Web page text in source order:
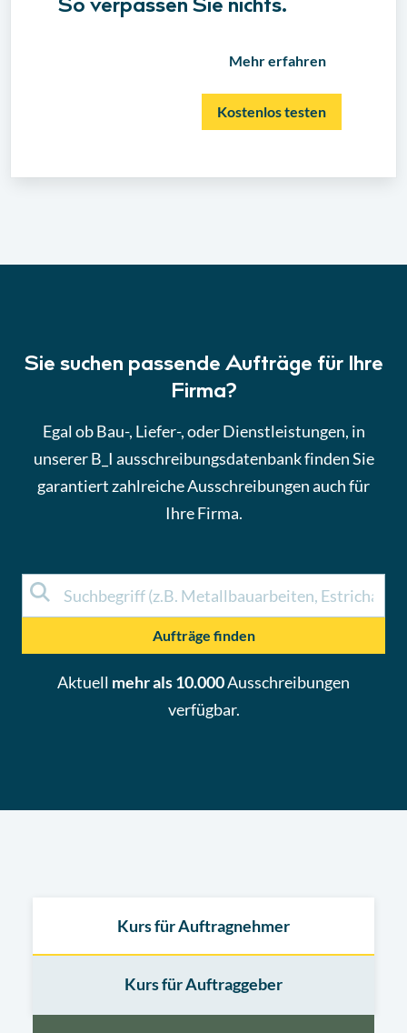
So verpassen Sie nichts.
Mehr erfahren
Kostenlos testen
Sie suchen passende Aufträge für Ihre
Firma?
Egal ob Bau-, Liefer-, oder Dienstleistungen, in
unserer B_I ausschreibungsdatenbank finden Sie
garantiert zahlreiche Ausschreibungen auch für
Ihre Firma.
Aufträge finden
Aktuell mehr als 10.000Ausschreibungen
verfügbar.
Kurs für Auftragnehmer
Kurs für Auftraggeber